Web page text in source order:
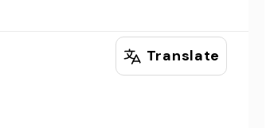
Translate